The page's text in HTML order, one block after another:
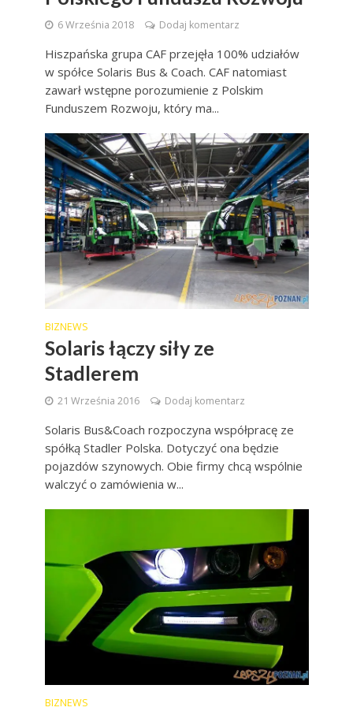
6 Września 2018 Dodaj komentarz
Hiszpańska grupa CAF przejęła 100% udziałów
w spółce Solaris Bus & Coach. CAF natomiast
zawarł wstępne porozumienie z Polskim
Funduszem Rozwoju, który ma...
BIZNEWS
Solaris łączy siły ze
Stadlerem
21 Września 2016 Dodaj komentarz
Solaris Bus&Coach rozpoczyna współpracę ze
spółką Stadler Polska. Dotyczyć ona będzie
pojazdów szynowych. Obie firmy chcą wspólnie
walczyć o zamówienia w...
BIZNEWS